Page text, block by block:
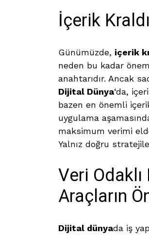
İçerik
Günümüzde, içerik
neden bu kadar
anahtarıdır. Ancak
Dijital Dünya‘da,
bazen en önemli
uygulama
maksimum verimi
Yalnız doğru
Veri
Araçların
Dijital dünyada iş